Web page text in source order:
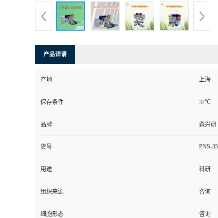
产品详请
产地 上海
保存条件 37℃
品牌 森兴研
货号 PNS-
用途 科研
组织来源 咨询
细胞形态 咨询